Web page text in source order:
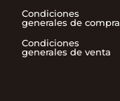
Condiciones
generales de compra
Condiciones
generales de venta